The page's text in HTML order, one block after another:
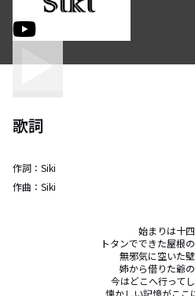
歌詞
作詞： Siki
作曲： Siki
始まりは十
トタンでできた屋根
無邪気に空いた
姉から借りた爺
今はどこへ行って
懐かしい記憶がここ